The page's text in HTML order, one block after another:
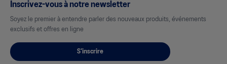
Inscrivez-vous à notre newsletter
Soyez le premier à entendre parler des nouveaux produits, événements
exclusifs et offres en ligne
S'inscrire